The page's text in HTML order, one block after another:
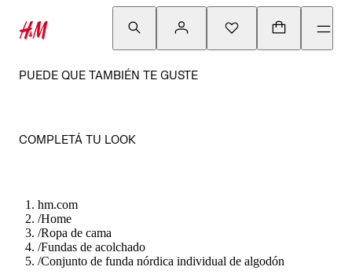
PUEDE QUE TAMBIÉN TE GUSTE
COMPLETÁ TU LOOK
hm.com
/Home
/Ropa de cama
/Fundas de acolchado
/Conjunto de funda nórdica individual de algodón